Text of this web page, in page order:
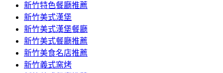
新竹特色餐廳推薦
新竹美式漢堡
新竹美式漢堡餐廳
新竹美式餐廳推薦
新竹美食名店推薦
新竹義式窯烤